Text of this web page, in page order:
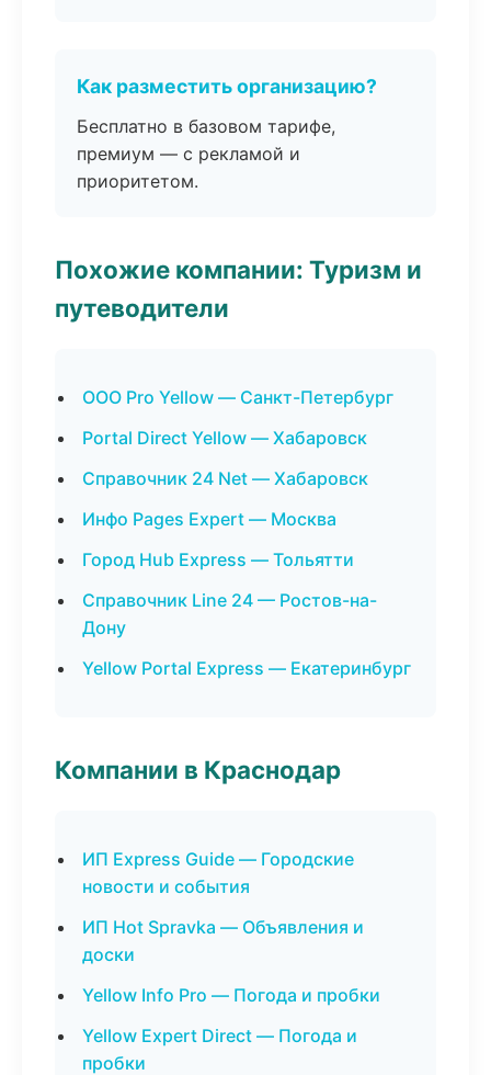
Как разместить организацию?
Бесплатно в базовом тарифе,
премиум — с рекламой и
приоритетом.
Похожие компании: Туризм и
путеводители
ООО Pro Yellow — Санкт-Петербург
Portal Direct Yellow — Хабаровск
Справочник 24 Net — Хабаровск
Инфо Pages Expert — Москва
Город Hub Express — Тольятти
Справочник Line 24 — Ростов-на-
Дону
Yellow Portal Express — Екатеринбург
Компании в Краснодар
ИП Express Guide — Городские
новости и события
ИП Hot Spravka — Объявления и
доски
Yellow Info Pro — Погода и пробки
Yellow Expert Direct — Погода и
пробки